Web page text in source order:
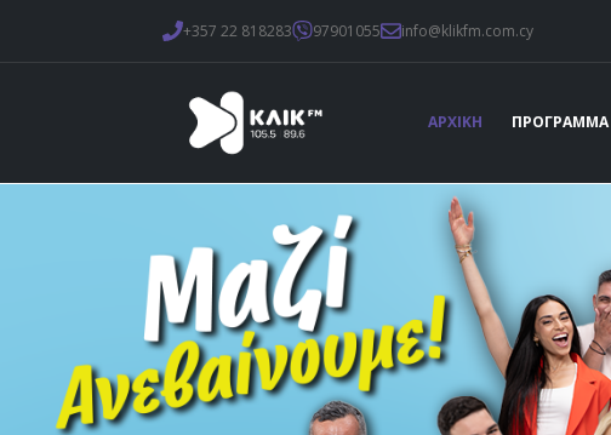
+357 22 818283 97901055 info@klikfm.com.cy
ΑΡΧΙΚΗ ΠΡΟΓΡΑΜΜΑ